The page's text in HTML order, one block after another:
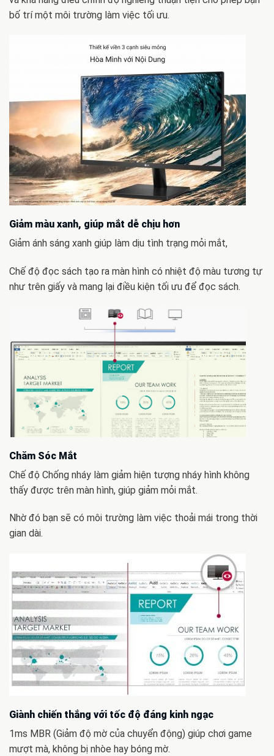
bố trí một môi trường làm việc tối ưu.
Giảm màu xanh, giúp mắt dễ chịu hơn
Giảm ánh sáng xanh giúp làm dịu tình trạng mỏi mắt,
Chế độ đọc sách tạo ra màn hình có nhiệt độ màu tương tự
như trên giấy và mang lại điều kiện tối ưu để đọc sách.
Chăm Sóc Mắt
Chế độ Chống nháy làm giảm hiện tượng nháy hình không
thấy được trên màn hình, giúp giảm mỏi mắt.
Nhờ đó bạn sẽ có môi trường làm việc thoải mái trong thời
gian dài.
Giành chiến thắng với tốc độ đáng kinh ngạc
1ms MBR (Giảm độ mờ của chuyển động) giúp chơi game
mượt mà, không bị nhòe hay bóng mờ.